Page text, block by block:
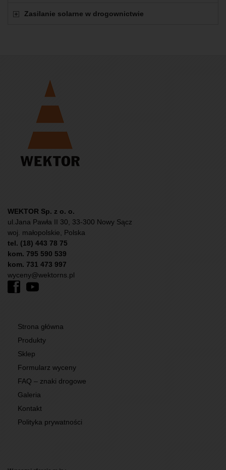
Zasilanie solarne w drogownictwie
WEKTOR Sp. z o. o.
ul.Jana Pawła II 30, 33-300 Nowy Sącz
woj. małopolskie, Polska
tel. (18) 443 78 75
kom. 795 590 539
kom. 731 473 997
wyceny@wektorns.pl
Strona główna
Produkty
Sklep
Formularz wyceny
FAQ – znaki drogowe
Galeria
Kontakt
Polityka prywatności